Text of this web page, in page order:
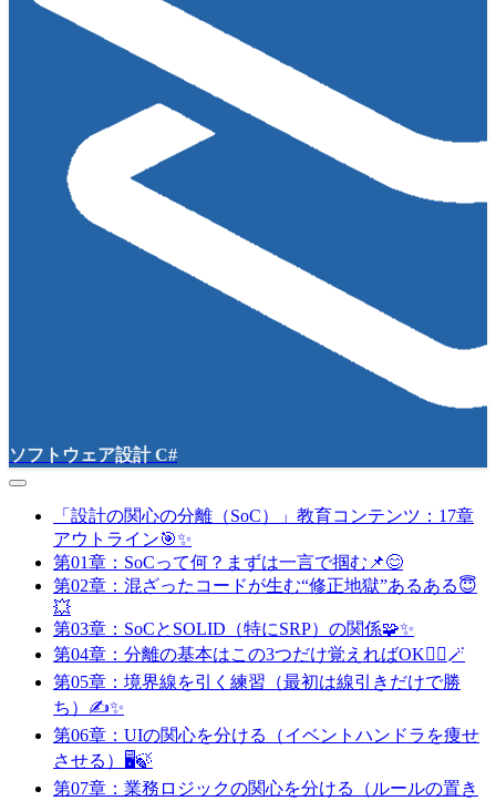
ソフトウェア設計 C#
「設計の関心の分離（SoC）」教育コンテンツ：17章
アウトライン🎯✨
第01章：SoCって何？まずは一言で掴む📌😊
第02章：混ざったコードが生む“修正地獄”あるある😇
💥
第03章：SoCとSOLID（特にSRP）の関係🧩✨
第04章：分離の基本はこの3つだけ覚えればOK🙆‍♀️🪄
第05章：境界線を引く練習（最初は線引きだけで勝
ち）✍️✨
第06章：UIの関心を分ける（イベントハンドラを痩せ
させる）🖥️🍃
第07章：業務ロジックの関心を分ける（ルールの置き